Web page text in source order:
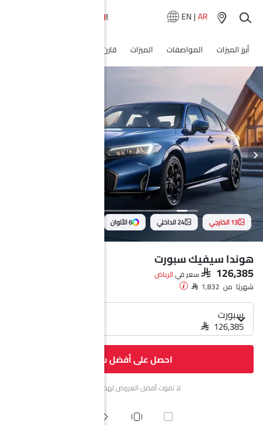
EN|AR
أبرز الميزات المواصفات الميزات قارن
13 الخارجي 24 الداخلي 6 الألوان
هوندا سيفيك سبورت
SAR 126,385 سعر فيالرياض‎
شهريًا من SAR 1,832
سبورت
SAR 126,385
احصل على أفضل سعر
لا تفوت أفضل العروض لهذا الشهر.